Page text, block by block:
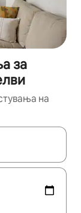
за
на
со копчињата